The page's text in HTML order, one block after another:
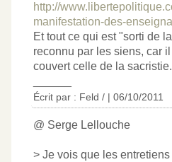
http://
manifestation-des-
Et tout ce qui est "sorti de
reconnu par les siens, car
couvert celle de la
Écrit par : Feld / | 06/10/2011
@ Serge Lellouche
> Je vois que les